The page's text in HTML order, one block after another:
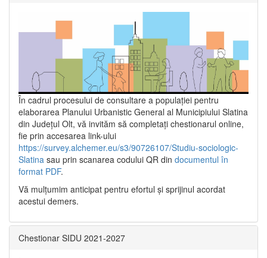
În cadrul procesului de consultare a populaţiei pentru
elaborarea Planului Urbanistic General al Municipiului Slatina
din Județul Olt, vă invităm să completați chestionarul online,
fie prin accesarea link-ului
https://survey.alchemer.eu/s3/90726107/Studiu-sociologic-
Slatina sau prin scanarea codului QR din documentul în
format PDF.
Vă mulţumim anticipat pentru efortul şi sprijinul acordat
acestui demers.
Chestionar SIDU 2021-2027